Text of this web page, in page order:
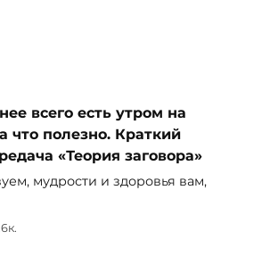
всего есть утром на
что полезно. Краткий
«Теория заговора»
мудрости и здоровья вам,